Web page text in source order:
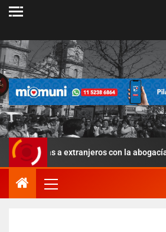
a extranjeros con la abogacía y la salud